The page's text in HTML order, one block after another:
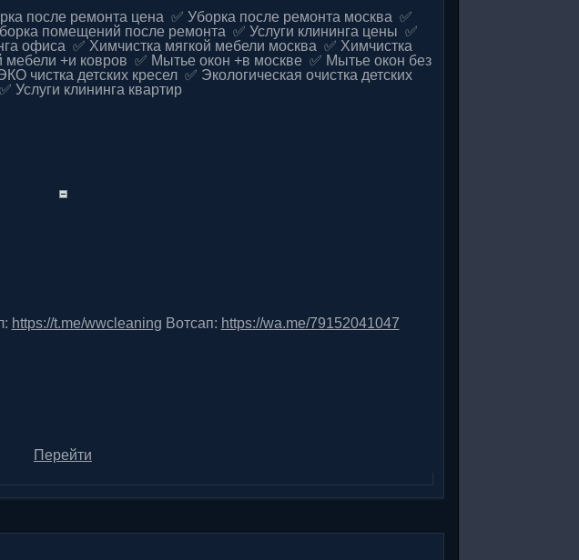
после ремонта цена ✅ Уборка после ремонта москва ✅
помещений после ремонта ✅ Услуги клининга цены ✅
офиса ✅ Химчистка мягкой мебели москва ✅ Химчистка
мебели +и ковров ✅ Мытье окон +в москве ✅ Мытье окон без
чистка детских кресел ✅ Экологическая очистка детских
Услуги клининга квартир
https://t.me/wwcleaning Вотсап: https://wa.me/79152041047
Перейти